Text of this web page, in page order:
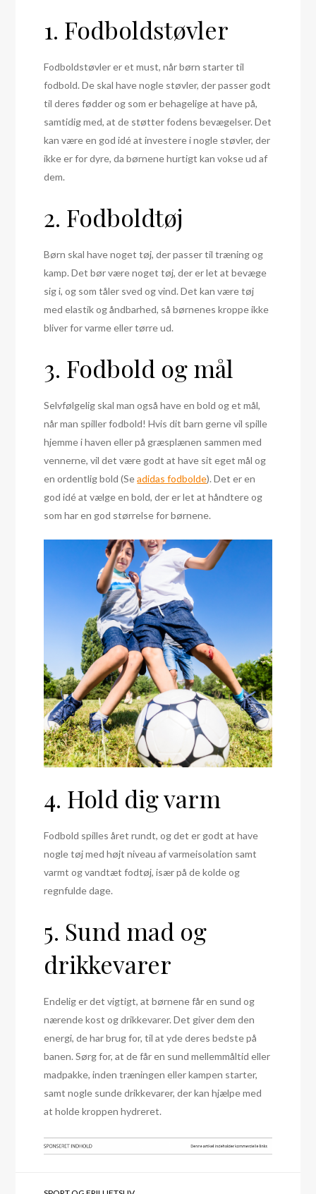
1. Fodboldstøvler
Fodboldstøvler er et must, når børn starter til
fodbold. De skal have nogle støvler, der passer godt
til deres fødder og som er behagelige at have på,
samtidig med, at de støtter fodens bevægelser. Det
kan være en god idé at investere i nogle støvler, der
ikke er for dyre, da børnene hurtigt kan vokse ud af
dem.
2. Fodboldtøj
Børn skal have noget tøj, der passer til træning og
kamp. Det bør være noget tøj, der er let at bevæge
sig i, og som tåler sved og vind. Det kan være tøj
med elastik og åndbarhed, så børnenes kroppe ikke
bliver for varme eller tørre ud.
3. Fodbold og mål
Selvfølgelig skal man også have en bold og et mål,
når man spiller fodbold! Hvis dit barn gerne vil spille
hjemme i haven eller på græsplænen sammen med
vennerne, vil det være godt at have sit eget mål og
en ordentlig bold (Seadidas fodbolde). Det er en
god idé at vælge en bold, der er let at håndtere og
som har en god størrelse for børnene.
4. Hold dig varm
Fodbold spilles året rundt, og det er godt at have
nogle tøj med højt niveau af varmeisolation samt
varmt og vandtæt fodtøj, især på de kolde og
regnfulde dage.
5. Sund mad og
drikkevarer
Endelig er det vigtigt, at børnene får en sund og
nærende kost og drikkevarer. Det giver dem den
energi, de har brug for, til at yde deres bedste på
banen. Sørg for, at de får en sund mellemmåltid eller
madpakke, inden træningen eller kampen starter,
samt nogle sunde drikkevarer, der kan hjælpe med
at holde kroppen hydreret.